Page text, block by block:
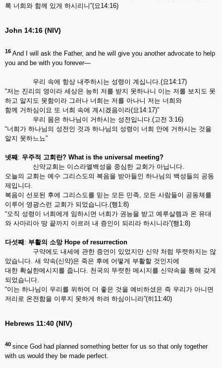
록 너희와 함께 있게 하시리니”(요14:16)
John 14:16 (NIV)
16 And I will ask the Father, and he will give you another advocate to help
you and be with you forever—
우리 속에 항상 내주하시는 성령이 계십니다.(요14:17)
“저는 진리의 영이라 세상은 능히 저를 받지 못하나니 이는 저를 보지도 못
하고 알지도 못함이라 그러나 너희는 저를 아나니 저는 너희와
함께 거하심이요 또 너희 속에 계시겠음이라(요14:17)”
우리 몸은 하나님이 거하시는 성전입니다.(고전 3:16)
“너희가 하나님의 성전인 것과 하나님의 성령이 너희 안에 거하시는 것을
알지 못하느뇨”
넷째 : 우주적 고회란? What is the universal meeting?
신약교회는 이스라엘백성을 중심한 교회가 아닙니다.
오늘의 교회는 예수 그리스도의 복음을 받아들인 하나님의 백성들의 공동
제입니다.
복음이 선포된 후에 그리스도를 믿는 모든 민족, 모든 사람들이 공동체를
이루어 영광스런 교회가 되었습니다.(행1:8)
“오직 성령이 너희에게 임하시면 너희가 권능을 받고 예루살렘과 온 유대
와 사마리아 땅 끝까지 이르러 내 증인이 되리라 하시니라”(행1:8)
다섯째 : 부활의 소망Hope of resurrection
구약에도 내세에 관한 증언이 있었지만 신약 처럼 뚜렷하지는 않
았습니다. 새 약속(신약)은 죽은 후에 어떻게 부활할 것인지에
대한 확실한메시지를 줍니다. 천국의 뚜렷한 메시지를 신약속을 통해 갖게
되었습니다.
“이는 하나님이 우리를 위하여 더 좋은 것을 예비하셨은 즉 우리가 아니면
저리로 온전함을 이루지 못하게 하려 하심이니라”(히11:40)
Hebrews 11:40 (NIV)
40 since God had planned something better for us so that only together
with us would they be made perfect.